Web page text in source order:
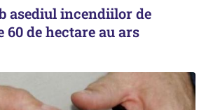
asediul incendiilor de
60 de hectare au ars